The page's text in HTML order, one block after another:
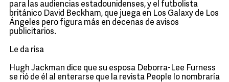
para las audiencias estadounidenses, y el futbolista
británico David Beckham, que juega en Los Galaxy de Los
Ángeles pero figura más en decenas de avisos
publicitarios.
Le da risa
Hugh Jackman dice que su esposa Deborra-Lee Furness
se rió de él al enterarse que la revista People lo nombraría